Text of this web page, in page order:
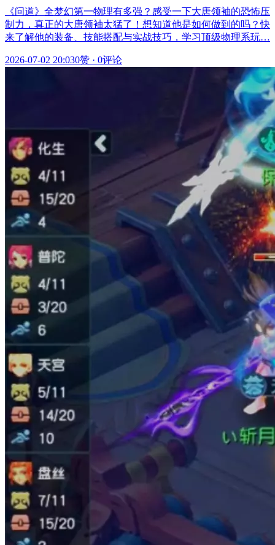
《问道》全梦幻第一物理有多强？感受一下大唐领袖的恐怖压
制力，真正的大唐领袖太猛了！想知道他是如何做到的吗？快
来了解他的装备、技能搭配与实战技巧，学习顶级物理系玩…
2026-07-02 20:030赞 · 0评论